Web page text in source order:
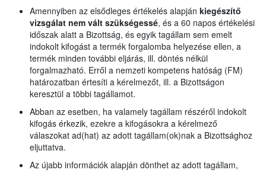
Amennyiben az elsődleges értékelés alapján kiegészítő
vizsgálat nem vált szükségessé, és a 60 napos értékelési
időszak alatt a Bizottság, és egyik tagállam sem emelt
indokolt kifogást a termék forgalomba helyezése ellen, a
termék minden további eljárás, ill. döntés nélkül
forgalmazható. Erről a nemzeti kompetens hatóság (FM)
határozatban értesíti a kérelmezőt, ill. a Bizottságon
keresztül a többi tagállamot.
Abban az esetben, ha valamely tagállam részéről indokolt
kifogás érkezik, ezekre a kifogásokra a kérelmező
válaszokat ad(hat) az adott tagállam(ok)nak a Bizottsághoz
eljuttatva.
Az újabb információk alapján dönthet az adott tagállam,